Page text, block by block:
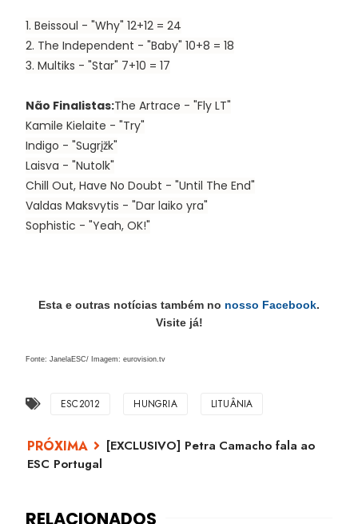
1. Beissoul - "Why" 12+12 = 24
2. The Independent - "Baby" 10+8 = 18
3. Multiks - "Star" 7+10 = 17
Não Finalistas:The Artrace - "Fly LT"
Kamile Kielaite - "Try"
Indigo - "Sugrįžk"
Laisva - "Nutolk"
Chill Out, Have No Doubt - "Until The End"
Valdas Maksvytis - "Dar laiko yra"
Sophistic - "Yeah, OK!"
Esta e outras notícias também no nosso Facebook.
Visite já!
Fonte: JanelaESC/ Imagem: eurovision.tv
ESC2012 HUNGRIA LITUÂNIA
[EXCLUSIVO] Petra Camacho fala ao
ESC Portugal